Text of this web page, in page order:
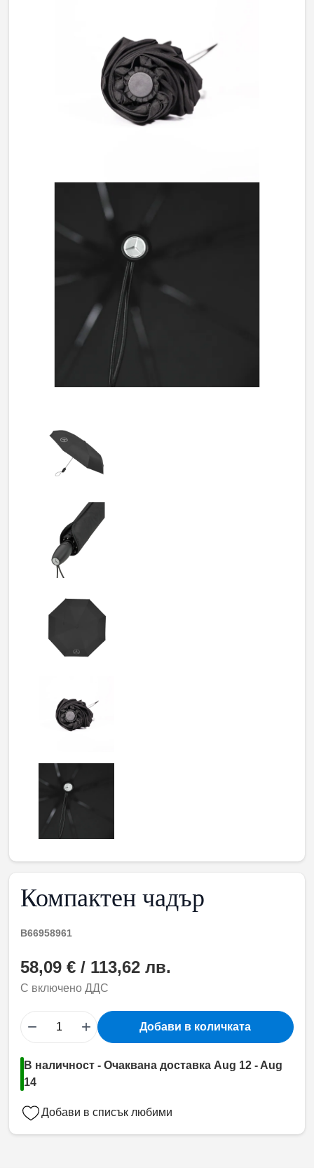
Компактен чадър
B66958961
58,09 € / 113,62 лв.
С включено ДДС
− + Добави в количката
В наличност - Очаквана доставка Aug 12 - Aug
14
Добави в списък любими